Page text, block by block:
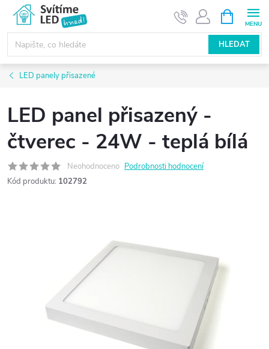
obsah
HLEDAT
NÁKUPNÍ
KOŠÍK
LED panely přisazené
LED panel přisazený -
čtverec - 24W - teplá bílá
Neohodnoceno Podrobnosti hodnocení
Kód produktu: 102792